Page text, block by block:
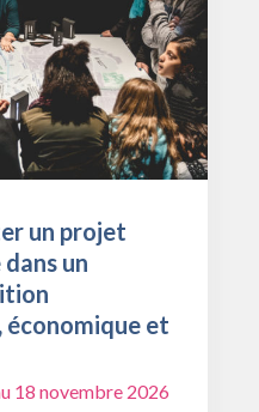
un projet
un
économique et
18 novembre 2026